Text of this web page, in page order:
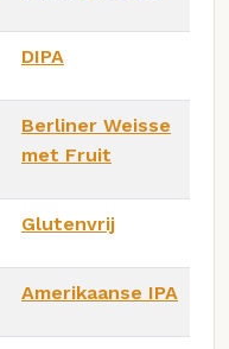
DIPA
Berliner Weisse
met Fruit
Glutenvrij
Amerikaanse IPA